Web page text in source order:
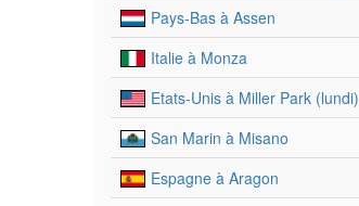
Pays-Bas à Assen
Italie à Monza
Etats-Unis à Miller Park (lundi)
San Marin à Misano
Espagne à Aragon